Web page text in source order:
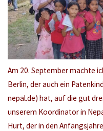
Am 20. September machte
Berlin, der auch ein
nepal.de) hat, auf die gut
unserem Koordinator in
Hurt, der in den